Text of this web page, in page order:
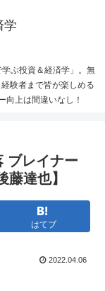
学
ぶ投資＆経済学」。無
験者まで皆が楽しめる
向上は間違いなし！
ブレイナー
藤達也】
はてブ
2022.04.06